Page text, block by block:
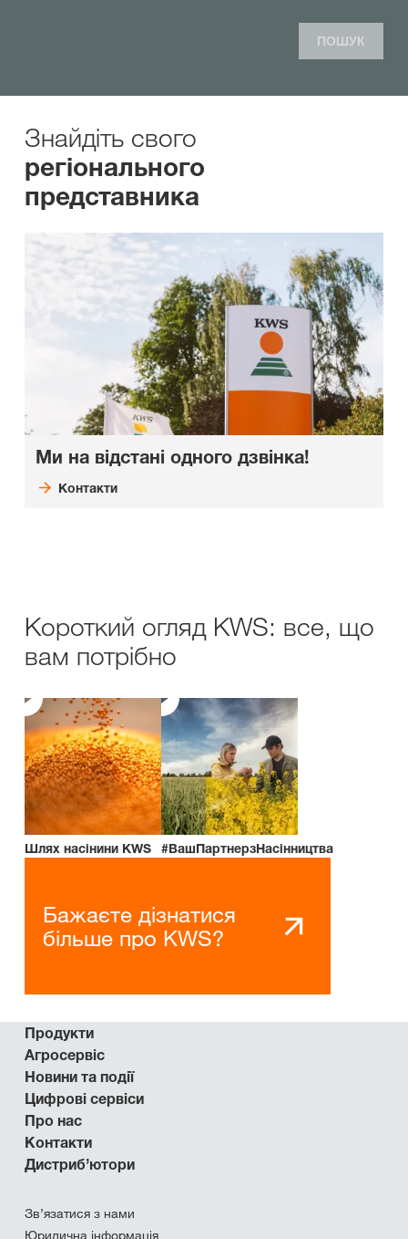
ПОШУК
Знайдіть свого
регіонального
представника
Ми на відстані одного дзвінка!
Контакти
Короткий огляд KWS: все, що
вам потрібно
Шлях насінини KWS #ВашПартнерзНасінництва
Бажаєте дізнатися
більше про KWS?
Продукти
Агросервіс
Новини та події
Цифрові сервіси
Про нас
Контакти
Дистриб’ютори
Зв’язатися з нами
Юридична інформація